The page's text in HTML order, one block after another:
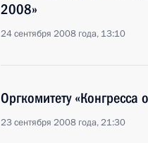
2008»
24 сентября 2008 года, 13:10
Оргкомитету «Конгресса
23 сентября 2008 года, 21:30